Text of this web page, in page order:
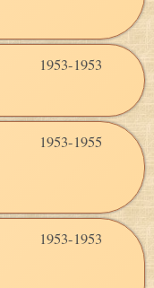
1953-1953
1953-1955
1953-1953